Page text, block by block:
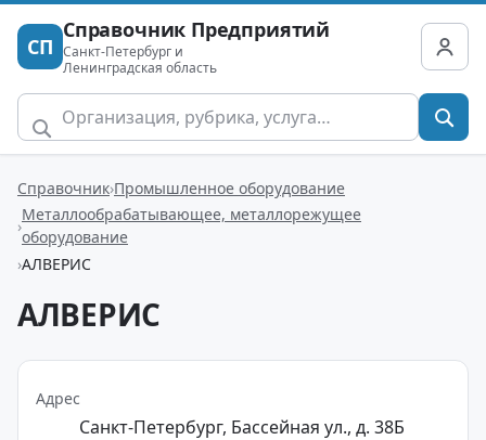
СП
Справочник Предприятий
Санкт-Петербург и
Ленинградская область
Справочник Промышленное оборудование
Металлообрабатывающее, металлорежущее
оборудование
АЛВЕРИС
АЛВЕРИС
Адрес
Санкт-Петербург, Бассейная ул., д. 38Б